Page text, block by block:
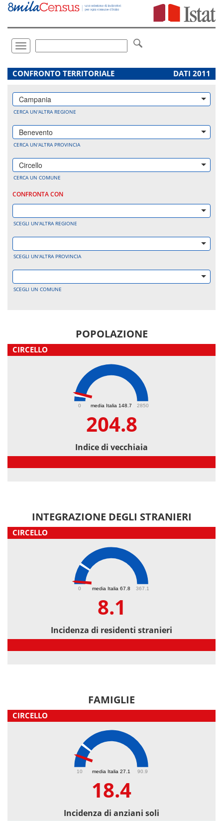
Vai
direttamente
Toggle
navigation
.
CONFRONTO TERRITORIALE DATI 2011
Campania
CERCA UN'ALTRA REGIONE
Benevento
CERCA UN'ALTRA PROVINCIA
Circello
CERCA UN COMUNE
CONFRONTA CON
SCEGLI UN'ALTRA REGIONE
SCEGLI UN'ALTRA PROVINCIA
SCEGLI UN COMUNE
POPOLAZIONE
CIRCELLO
media Italia 148.7
0 2850
204.8
Indice di vecchiaia
INTEGRAZIONE DEGLI STRANIERI
CIRCELLO
media Italia 67.8
0 367.1
8.1
Incidenza di residenti stranieri
FAMIGLIE
CIRCELLO
media Italia 27.1
10 90.9
18.4
Incidenza di anziani soli